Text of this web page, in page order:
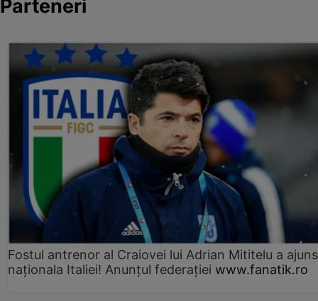
Parteneri
Fostul antrenor al Craiovei lui Adrian Mititelu a
naționala Italiei! Anunțul federației www.fanatik.ro